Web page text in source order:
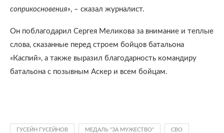
соприкосновения», – сказал журналист.
Он поблагодарил Сергея Меликова за внимание и теплые
слова, сказанные перед строем бойцов батальона
«Каспий», а также выразил благодарность командиру
батальона с позывным Аскер и всем бойцам.
ГУСЕЙН ГУСЕЙНОВ МЕДАЛЬ "ЗА МУЖЕСТВО" СВО